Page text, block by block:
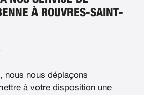
À ROUVRES-SAINT-
nous nous déplaçons
à votre disposition une